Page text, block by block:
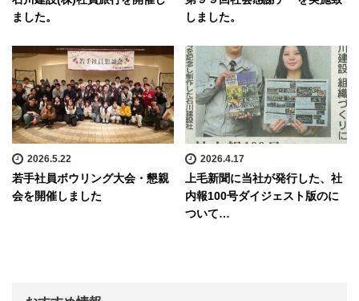
ました。
しました。
2026.5.22
若手社員ボウリング大会・懇親
会を開催しました
2026.4.17
上毛新聞に当社が発行した、社
内報100号ダイジェスト版のに
ついて…